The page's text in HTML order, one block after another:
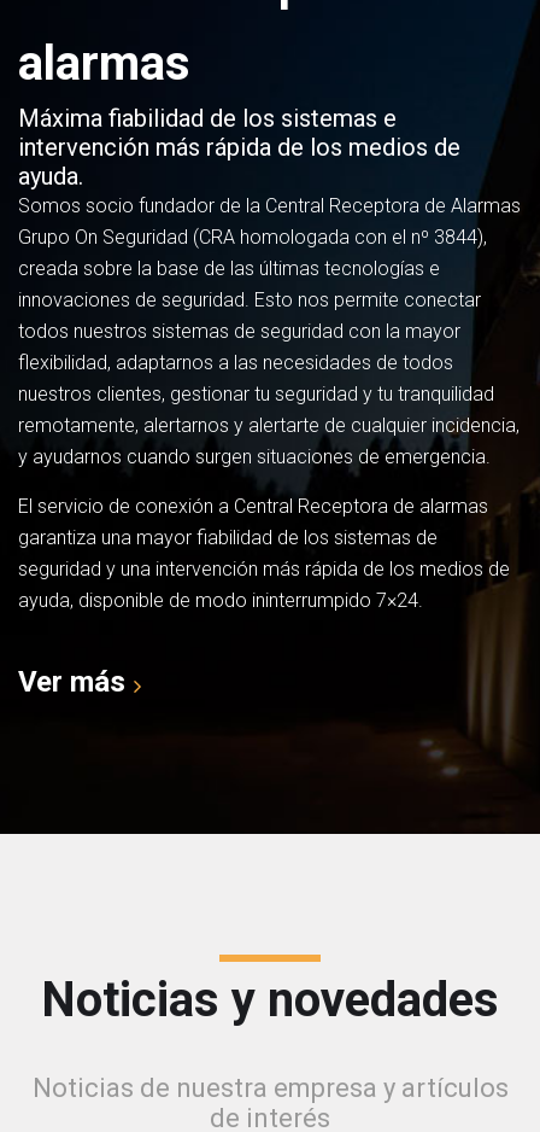
alarmas
Máxima fiabilidad de los sistemas e
intervención más rápida de los medios de
ayuda.
Somos socio fundador de la Central Receptora de Alarmas
Grupo On Seguridad (CRA homologada con el nº 3844),
creada sobre la base de las últimas tecnologías e
innovaciones de seguridad. Esto nos permite conectar
todos nuestros sistemas de seguridad con la mayor
flexibilidad, adaptarnos a las necesidades de todos
nuestros clientes, gestionar tu seguridad y tu tranquilidad
remotamente, alertarnos y alertarte de cualquier incidencia,
y ayudarnos cuando surgen situaciones de emergencia.
El servicio de conexión a Central Receptora de alarmas
garantiza una mayor fiabilidad de los sistemas de
seguridad y una intervención más rápida de los medios de
ayuda, disponible de modo ininterrumpido 7×24.
Ver más
Noticias y novedades
Noticias de nuestra empresa y artículos
de interés